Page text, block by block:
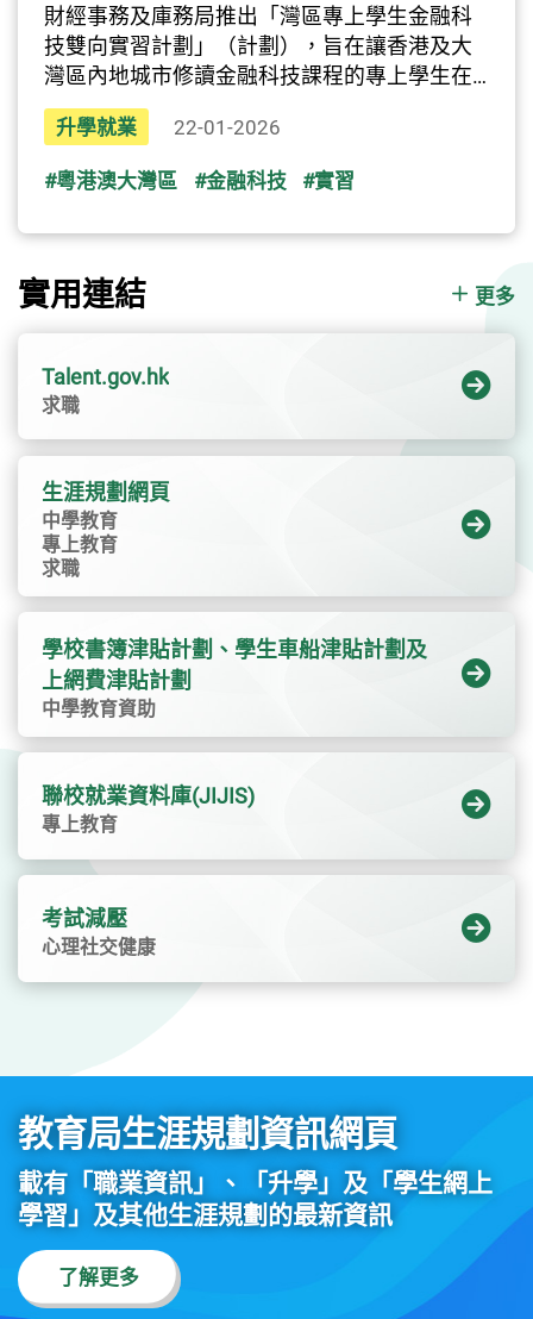
財經事務及庫務局推出「灣區專上學生金融科
技雙向實習計劃」（計劃），旨在讓香港及大
灣區內地城市修讀金融科技課程的專上學生在
金融科技企業跨境實習，及早培養其投身金融
科技事業的興趣，藉以壯大本地的金融科技人
才庫。計劃對象計劃對象為在香港及大灣區內
地城市的專上院校修讀金融科技相關學科的全
習職位接受在香港就讀的內地學生，以及在大
灣區內地城市就讀而持有效來港簽注的內地學
生申請。大灣區內地城市的實習職位則接受在
香港及大灣區內地城市就讀的香港學生申請。
實習期計劃將為學生提供為期兩個月（可延期
至最長六個月）的實習機會。實習津貼香港的
實習職位：港幣12,000（每月） 大灣區內地城
市的實習職位：人民幣10,500（每月）申請期
2025/2026年冬季實習計劃於即日至2026年2月
23日接受學生申請。 計劃接受申請將以申請期
完結或當實習名額全數完成配對為止，以較早
者為準。更多資訊如詳細申請資格及申請程序
等，請參閱計劃專題網站。
升學就業
22-01-2026
#粵港澳大灣區
#金融科技 #實習
實用連結 更多
Talent.gov.hk
求職
生涯規劃網頁
中學教育
專上教育
求職
學校書簿津貼計劃、學生車船津貼計劃及
上網費津貼計劃
中學教育資助
聯校就業資料庫(JIJIS)
專上教育
考試減壓
心理社交健康
教育局生涯規劃資訊網頁
載有「職業資訊」、「升學」及「學生網上
學習」及其他生涯規劃的最新資訊
了解更多